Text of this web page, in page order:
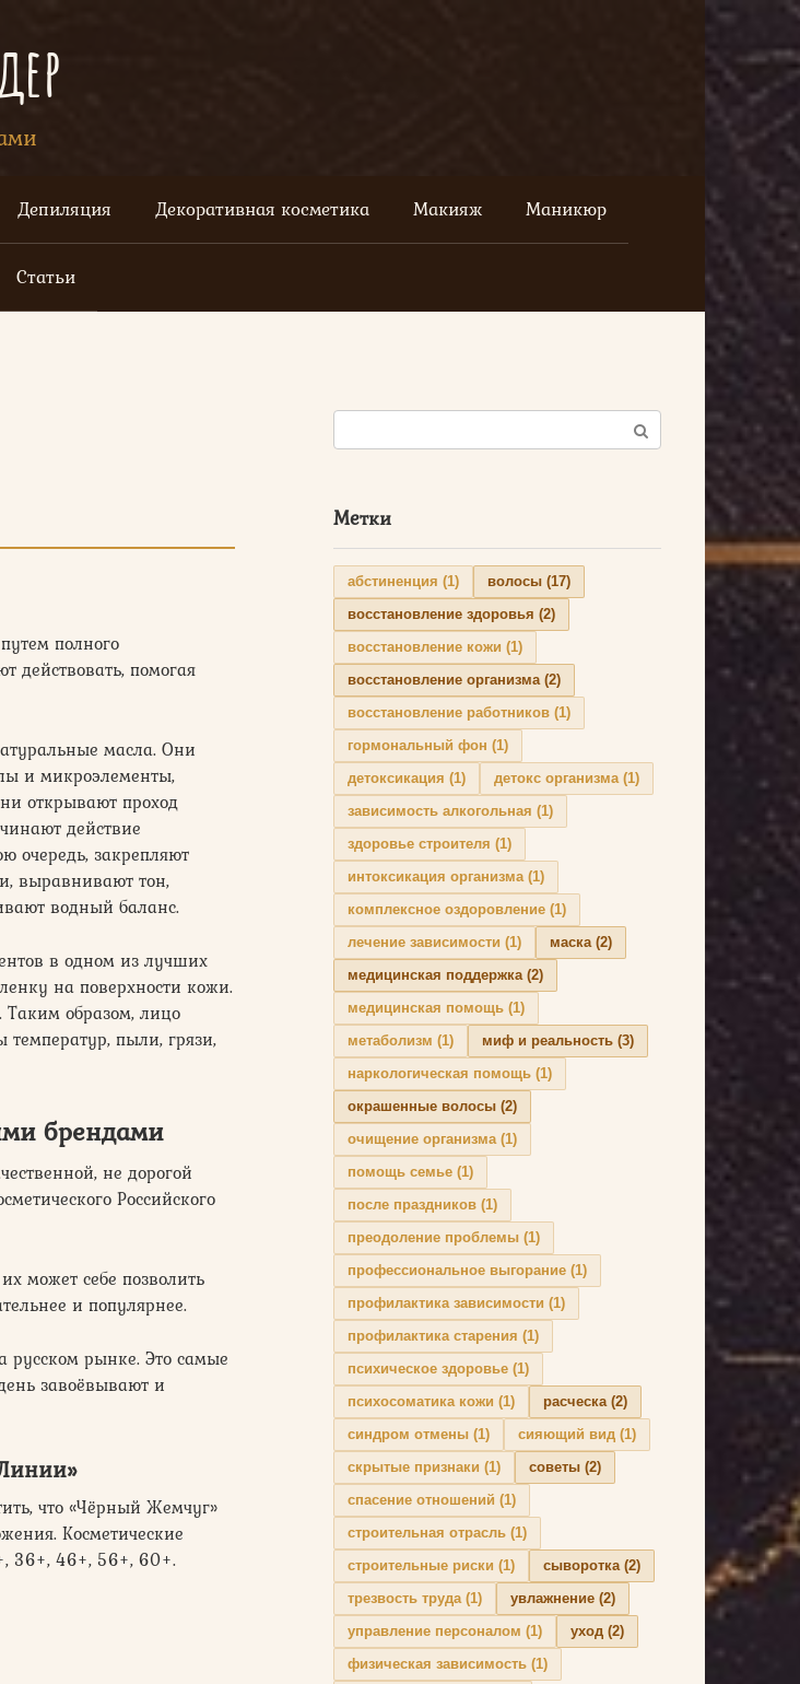
Депиляция Декоративная косметика Макияж Маникюр
Статьи
полного
действовать, помогая
масла. Они
и микроэлементы,
открывают проход
действие
очередь, закрепляют
выравнивают тон,
водный баланс.
в одном из лучших
на поверхности кожи.
образом, лицо
пыли, грязи,
брендами
не дорогой
Российского
может себе позволить
и популярнее.
рынке. Это самые
завоёвывают и
что «Чёрный Жемчуг»
Косметические
36+, 46+, 56+, 60+.
Поиск:
Метки
абстиненция (1) волосы (17)
восстановление здоровья (2)
восстановление кожи (1)
восстановление организма(2)
восстановление работников (1)
гормональный фон (1)
детоксикация (1) детокс организма(1)
зависимость алкогольная (1)
здоровье строителя (1)
интоксикация организма(1)
комплексное оздоровление (1)
лечение зависимости (1) маска(2)
медицинская поддержка(2)
медицинская помощь (1)
метаболизм (1) миф и реальность (3)
наркологическая помощь (1)
окрашенные волосы (2)
очищение организма(1)
помощь семье (1)
после праздников (1)
преодоление проблемы (1)
профессиональное выгорание (1)
профилактика зависимости (1)
профилактика старения (1)
психическое здоровье (1)
психосоматика кожи (1) расческа(2)
синдром отмены (1) сияющий вид (1)
скрытые признаки (1) советы (2)
спасение отношений (1)
строительная отрасль (1)
строительные риски (1) сыворотка(2)
трезвость труда(1) увлажнение (2)
управление персоналом (1) уход (2)
физическая зависимость (1)